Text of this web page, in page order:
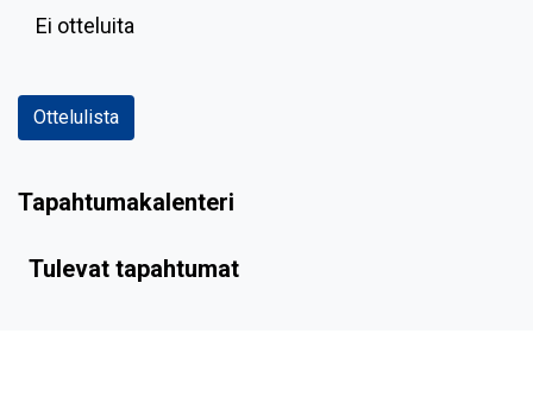
Ei otteluita
Ottelulista
Tapahtumakalenteri
Tulevat tapahtumat